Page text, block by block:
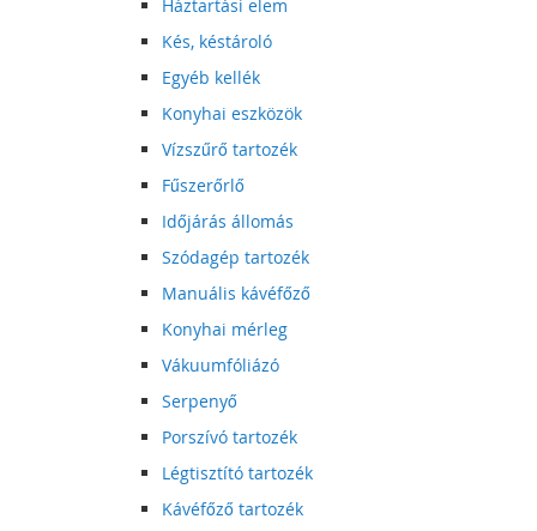
Háztartási elem
Kés, késtároló
Egyéb kellék
Konyhai eszközök
Vízszűrő tartozék
Fűszerőrlő
Időjárás állomás
Szódagép tartozék
Manuális kávéfőző
Konyhai mérleg
Vákuumfóliázó
Serpenyő
Porszívó tartozék
Légtisztító tartozék
Kávéfőző tartozék